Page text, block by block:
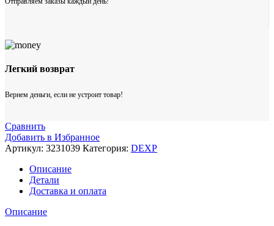
Легкий возврат
Вернем деньги, если не устроит товар!
Сравнить
Добавить в Избранное
Артикул: 3231039 Категория: DEXP
Описание
Детали
Доставка и оплата
Описание